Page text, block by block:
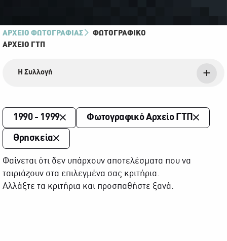
ΑΡΧΕΙΟ ΦΩΤΟΓΡΑΦΙΑΣ
ΦΩΤΟΓΡΑΦΙΚΌ
ΑΡΧΕΊΟ ΓΤΠ
Η Συλλογή
1990 - 1999 Φωτογραφικό Αρχείο ΓΤΠ
Θρησκεία
Φαίνεται ότι δεν υπάρχουν αποτελέσματα που να
ταιριάζουν στα επιλεγμένα σας κριτήρια.
Αλλάξτε τα κριτήρια και προσπαθήστε ξανά.